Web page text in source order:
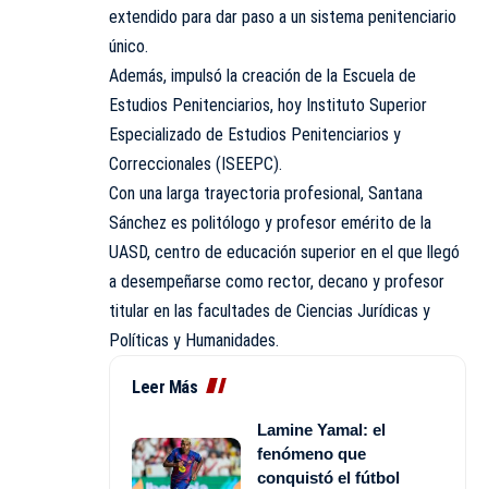
extendido para dar paso a un sistema penitenciario
único.
Además, impulsó la creación de la Escuela de
Estudios Penitenciarios, hoy Instituto Superior
Especializado de Estudios Penitenciarios y
Correccionales (ISEEPC).
Con una larga trayectoria profesional, Santana
Sánchez es politólogo y profesor emérito de la
UASD, centro de educación superior en el que llegó
a desempeñarse como rector, decano y profesor
titular en las facultades de Ciencias Jurídicas y
Políticas y Humanidades.
Leer Más
Lamine Yamal: el
fenómeno que
conquistó el fútbol